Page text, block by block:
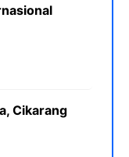
Cikarang